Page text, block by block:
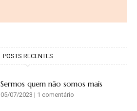
POSTS RECENTES
Sermos quem não somos mais
05/07/2023 1 comentário